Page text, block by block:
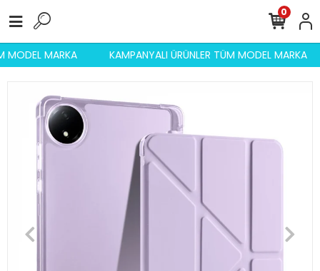
MODEL MARKA KAMPANYALI ÜRÜNLER TÜM MODEL MARKA
0